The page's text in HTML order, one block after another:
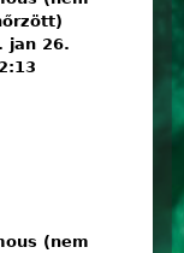
jan 26.
(nem